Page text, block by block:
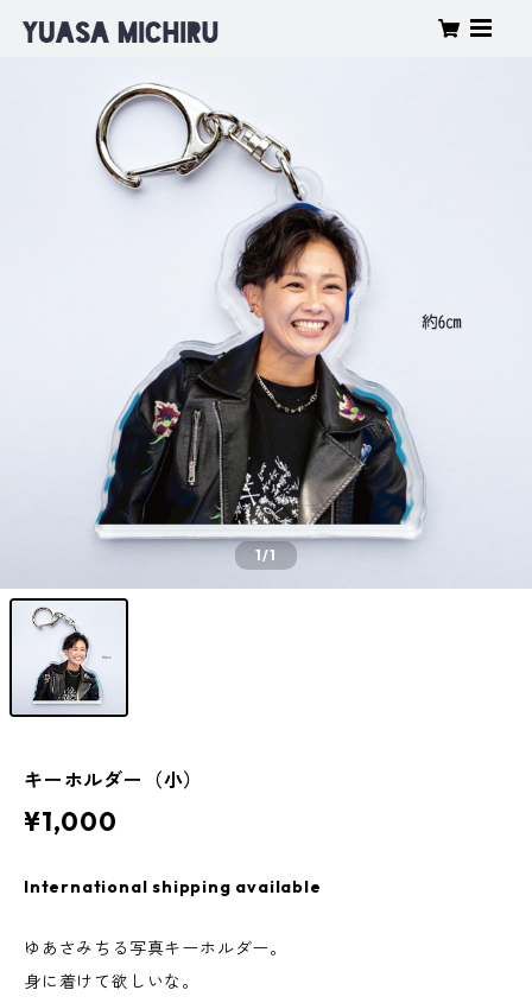
1/1
キーホルダー（小）
¥1,000
International shipping available
ゆあさみちる写真キーホルダー。
身に着けて欲しいな。